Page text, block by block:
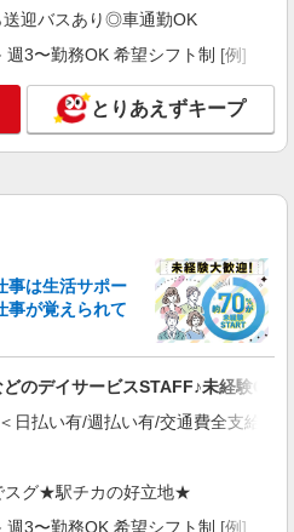
イ 夜勤専従介護職
給与詳細 処遇改善手
夜勤手当:6,000円/回 ※夜勤1回あた
：380円/時 寸志あり：年2回
円〜244,320円 ▼給与詳細 処
別途支給 通勤手当
志あり：年2回（6月・
用期間中(3ヶ月)は支給なし
市上葭原町4-21
詳細を見る
迎バスあり◎車通勤OK
3〜勤務OK 希望シフト制 [例] ・
とりあえずキープ
事は生活サポー
事が覚えられて
のデイサービスSTAFF♪未経験OK
払い有/週払い有/交通費全支給(ガ
スグ★駅チカの好立地★
3〜勤務OK 希望シフト制 [例] ・